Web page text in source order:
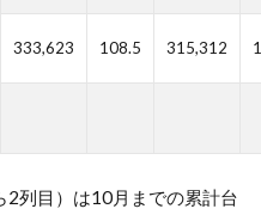
333,623 108.5 315,312
列目）は10月までの累計台